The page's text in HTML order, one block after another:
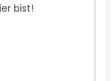
bist!